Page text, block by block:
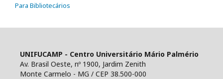
Para Bibliotecários
UNIFUCAMP - Centro Universitário Mário Palmério
Av. Brasil Oeste, nº 1900, Jardim Zenith
Monte Carmelo - MG / CEP 38.500-000